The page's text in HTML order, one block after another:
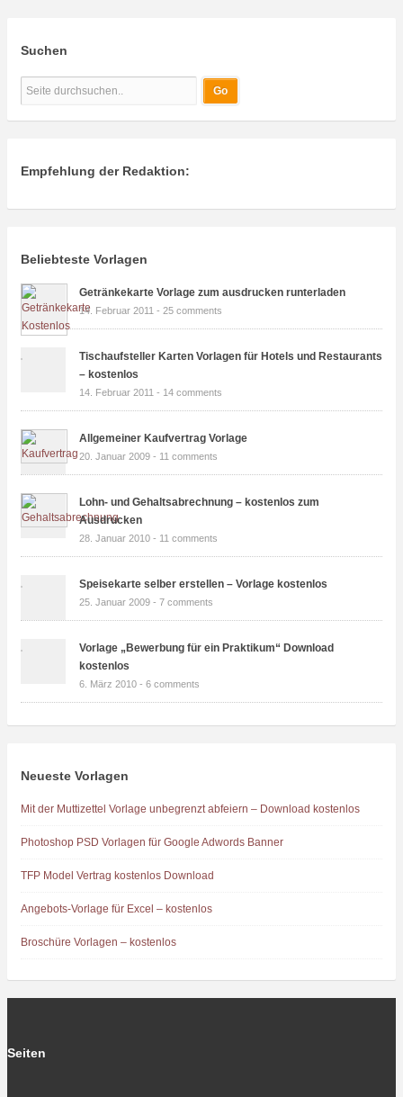
Suchen
Empfehlung der Redaktion:
Beliebteste Vorlagen
Getränkekarte Vorlage zum ausdrucken runterladen
14. Februar 2011 - 25 comments
Tischaufsteller Karten Vorlagen für Hotels und Restaurants
– kostenlos
14. Februar 2011 - 14 comments
Allgemeiner Kaufvertrag Vorlage
20. Januar 2009 - 11 comments
Lohn- und Gehaltsabrechnung – kostenlos zum
Ausdrucken
28. Januar 2010 - 11 comments
Speisekarte selber erstellen – Vorlage kostenlos
25. Januar 2009 - 7 comments
Vorlage „Bewerbung für ein Praktikum“ Download
kostenlos
6. März 2010 - 6 comments
Neueste Vorlagen
Mit der Muttizettel Vorlage unbegrenzt abfeiern – Download kostenlos
Photoshop PSD Vorlagen für Google Adwords Banner
TFP Model Vertrag kostenlos Download
Angebots-Vorlage für Excel – kostenlos
Broschüre Vorlagen – kostenlos
Seiten